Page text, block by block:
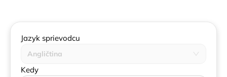
Jazyk sprievodcu
Angličtina
Kedy